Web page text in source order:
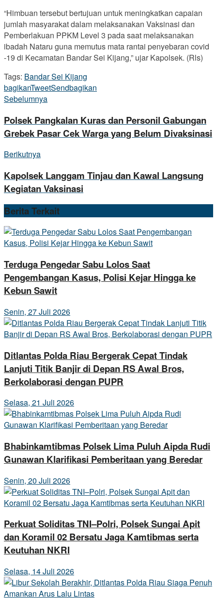
“Himbuan tersebut bertujuan untuk meningkatkan capaian
jumlah masyarakat dalam melaksanakan Vaksinasi dan
Pemberlakuan PPKM Level 3 pada saat melaksanakan
ibadah Nataru guna memutus mata rantai penyebaran covid
-19 di Kecamatan Bandar Sei Kijang,” ujar Kapolsek. (Rls)
Tags: Bandar Sei Kijang
bagikanTweetSendbagikan
Sebelumnya
Polsek Pangkalan Kuras dan Personil Gabungan
Grebek Pasar Cek Warga yang Belum Divaksinasi
Berikutnya
Kapolsek Langgam Tinjau dan Kawal Langsung
Kegiatan Vaksinasi
BeritaTerkait
Terduga Pengedar Sabu Lolos Saat
Pengembangan Kasus, Polisi Kejar Hingga ke
Kebun Sawit
Senin, 27 Juli 2026
Ditlantas Polda Riau Bergerak Cepat Tindak
Lanjuti Titik Banjir di Depan RS Awal Bros,
Berkolaborasi dengan PUPR
Selasa, 21 Juli 2026
Bhabinkamtibmas Polsek Lima Puluh Aipda Rudi
Gunawan Klarifikasi Pemberitaan yang Beredar
Senin, 20 Juli 2026
Perkuat Soliditas TNI–Polri, Polsek Sungai Apit
dan Koramil 02 Bersatu Jaga Kamtibmas serta
Keutuhan NKRI
Selasa, 14 Juli 2026